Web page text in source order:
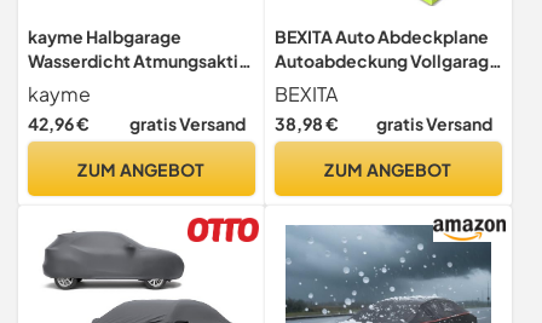
kayme Halbgarage
Wasserdicht Atmungsaktiv
Autoabdeckung.
Halbabdeckung Autoplane
für Regen Sonne Staub
Wetterfest, Faltgarage für
kayme
42,96 € gratis Versand
ZUM ANGEBOT
BEXITA Auto Abdeckplane
Autoabdeckung Vollgarage
Winter Autogarage
Staubdicht Winddicht
Schneedicht UV-Schutz
Universal Fit für
400cm
BEXITA
38,98 € gratis Versand
ZUM ANGEBOT